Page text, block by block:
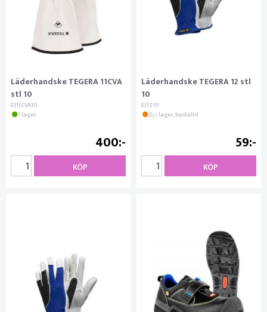
Läderhandske TEGERA 11CVA
stl 10
EJ11CVA10
I lager
400
KÖP
Läderhandske TEGERA 12 stl
10
EJ1210
Ej i lager, beställd
59
KÖP